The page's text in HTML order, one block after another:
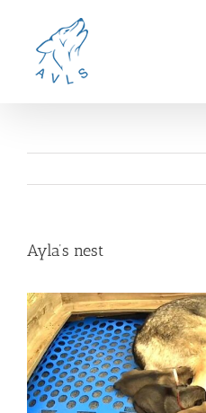
Ayla’s nest